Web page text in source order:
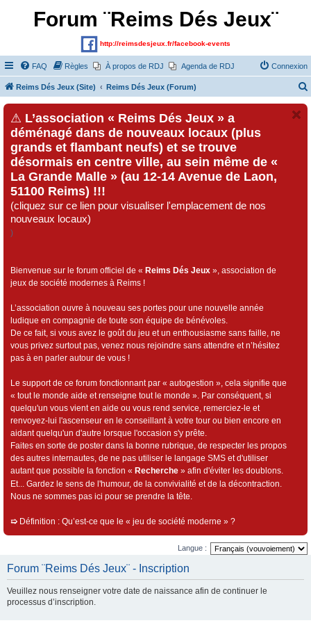
Forum ¨Reims Dés Jeux¨
http://reimsdesjeux.fr/facebook-events
FAQ Règles À propos de RDJ Agenda de RDJ Connexion
Reims Dés Jeux (Site) Reims Dés Jeux (Forum)
⚠ L’association « Reims Dés Jeux » a
déménagé dans de nouveaux locaux (plus
grands et flambant neufs) et se trouve
désormais en centre ville, au sein même de «
La Grande Malle » (au 12-14 Avenue de Laon,
51100 Reims) !!!
(cliquez sur ce lien pour visualiser l'emplacement de nos
nouveaux locaux)
)
Bienvenue sur le forum officiel de « Reims Dés Jeux », association de
jeux de société modernes à Reims !
L’association ouvre à nouveau ses portes pour une nouvelle année
ludique en compagnie de toute son équipe de bénévoles.
De ce fait, si vous avez le goût du jeu et un enthousiasme sans faille, ne
vous privez surtout pas, venez nous rejoindre sans attendre et n’hésitez
pas à en parler autour de vous !
Le support de ce forum fonctionnant par « autogestion », cela signifie que
« tout le monde aide et renseigne tout le monde ». Par conséquent, si
quelqu'un vous vient en aide ou vous rend service, remerciez-le et
renvoyez-lui l'ascenseur en le conseillant à votre tour ou bien encore en
aidant quelqu'un d'autre lorsque l'occasion s'y prête.
Faites en sorte de poster dans la bonne rubrique, de respecter les propos
des autres internautes, de ne pas utiliser le langage SMS et d'utiliser
autant que possible la fonction « Recherche » afin d'éviter les doublons.
Et... Gardez le sens de l'humour, de la convivialité et de la décontraction.
Nous ne sommes pas ici pour se prendre la tête.
➯ Définition : Qu’est-ce que le « jeu de société moderne » ?
Langue :
Forum ¨Reims Dés Jeux¨ - Inscription
Veuillez nous renseigner votre date de naissance afin de continuer le
processus d’inscription.